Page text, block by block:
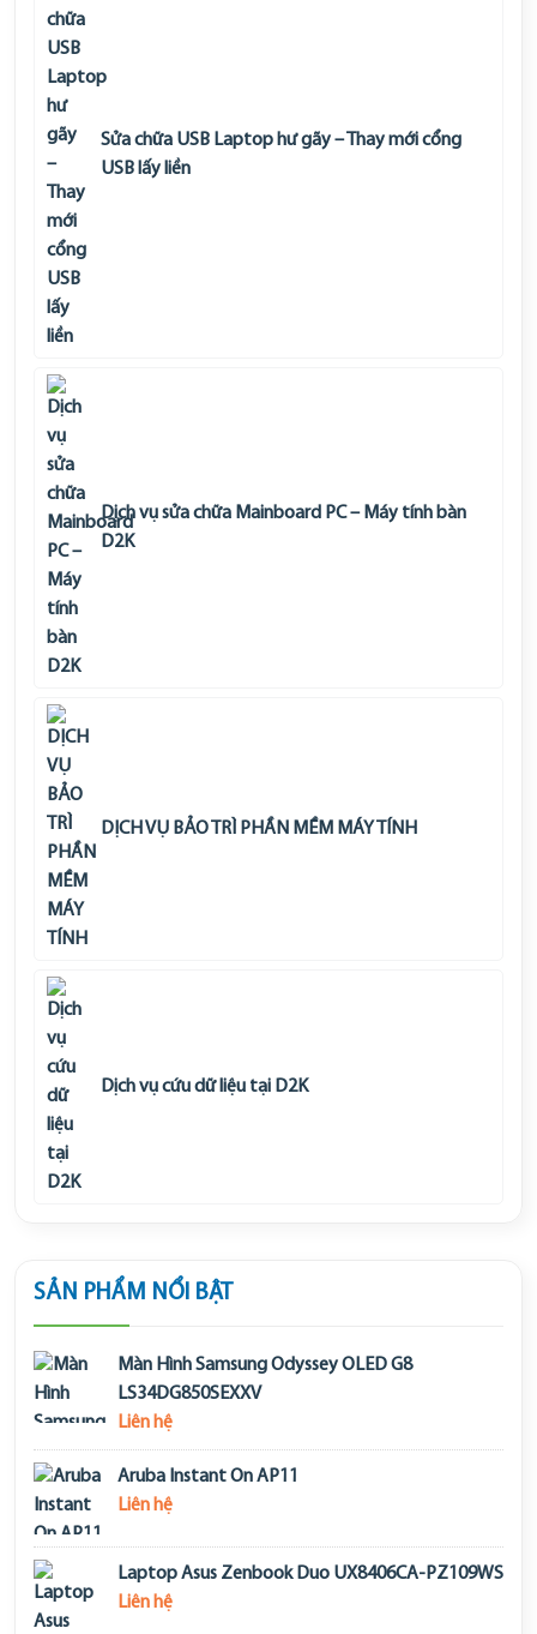
Sửa chữa USB Laptop hư gãy – Thay mới cổng
USB lấy liền
Dịch vụ sửa chữa Mainboard PC – Máy tính bàn
D2K
DỊCH VỤ BẢO TRÌ PHẦN MỀM MÁY TÍNH
Dịch vụ cứu dữ liệu tại D2K
SẢN PHẨM NỔI BẬT
Màn Hình Samsung Odyssey OLED G8
LS34DG850SEXXV
Liên hệ
Aruba Instant On AP11
Liên hệ
Laptop Asus Zenbook Duo UX8406CA-PZ109WS
Liên hệ